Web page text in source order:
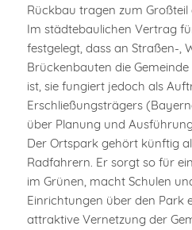
Rückbau tragen zum
Im städtebaulichen Vertrag
festgelegt, dass an Straßen-,
Brückenbauten die
ist, sie fungiert jedoch als
Erschließungsträgers
über Planung und
Der Ortspark gehört künftig
Radfahrern. Er sorgt so für
im Grünen, macht Schulen
Einrichtungen über den Park
attraktive Vernetzung der